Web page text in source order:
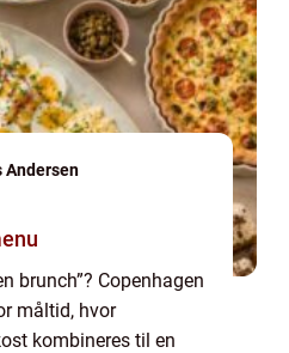
Andersen
brunch”? Copenhagen
måltid, hvor
kombineres til en